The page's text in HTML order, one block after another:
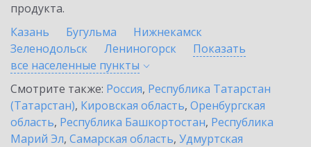
продукта.
Казань
Бугульма
Нижнекамск
Зеленодольск
Лениногорск
Показать
все населенные пункты
Смотрите также: Россия, Республика Татарстан
(Татарстан), Кировская область, Оренбургская
область, Республика Башкортостан, Республика
Марий Эл, Самарская область, Удмуртская